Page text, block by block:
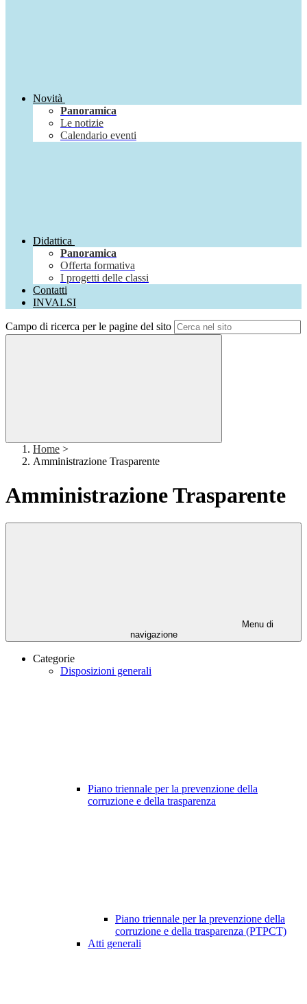
Novità
Panoramica
Le notizie
Calendario eventi
Didattica
Panoramica
Offerta formativa
I progetti delle classi
Contatti
INVALSI
Campo di ricerca per le pagine del sito
Home >
Amministrazione Trasparente
Amministrazione Trasparente
Menu di
navigazione
Categorie
Disposizioni generali
Piano triennale per la prevenzione della
corruzione e della trasparenza
Piano triennale per la prevenzione della
corruzione e della trasparenza (PTPCT)
Atti generali